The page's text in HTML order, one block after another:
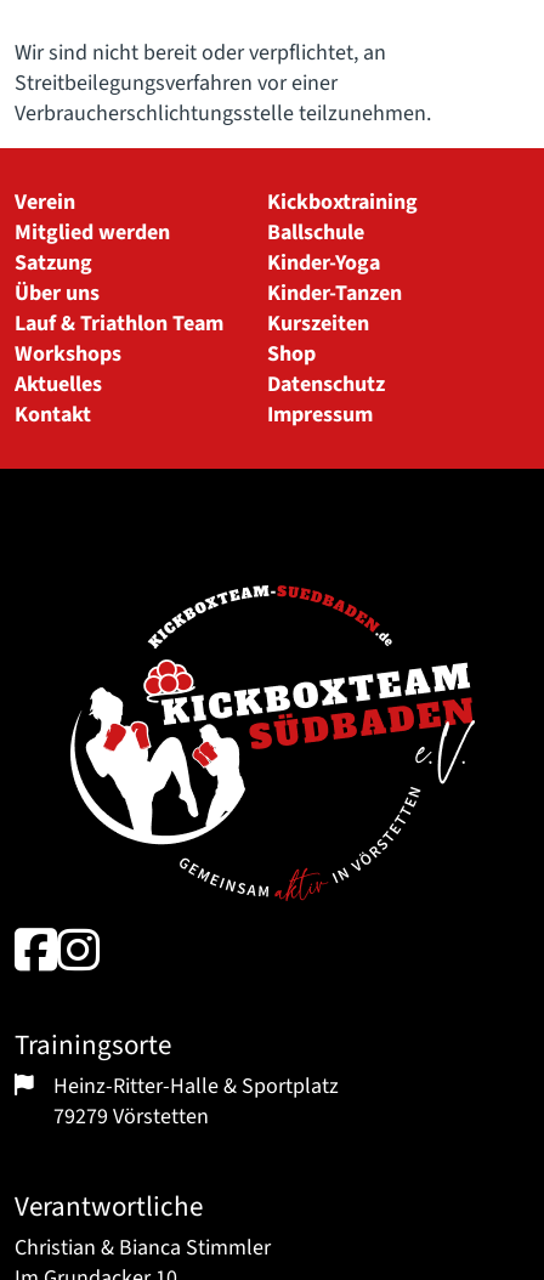
Wir sind nicht bereit oder verpflichtet, an
Streitbeilegungsverfahren vor einer
Verbraucherschlichtungsstelle teilzunehmen.
Verein
Mitglied werden
Satzung
Über uns
Kickboxtraining
Ballschule
Kinder-Yoga
Kinder-Tanzen
Lauf & Triathlon Team
Workshops
Aktuelles
Kontakt
Kurszeiten
Shop
Datenschutz
Impressum
Verantwortliche
Christian & Bianca Stimmler
Trainingsorte
Heinz-Ritter-Halle & Sportplatz
79279 Vörstetten